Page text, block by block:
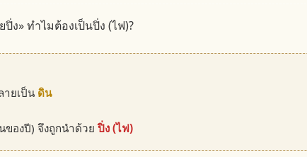
ง» ทำไมต้องเป็นปิ่ง (ไฟ)?
ยเป็น ดิน
ของปี) จึงถูกนำด้วยปิ่ง (ไฟ)